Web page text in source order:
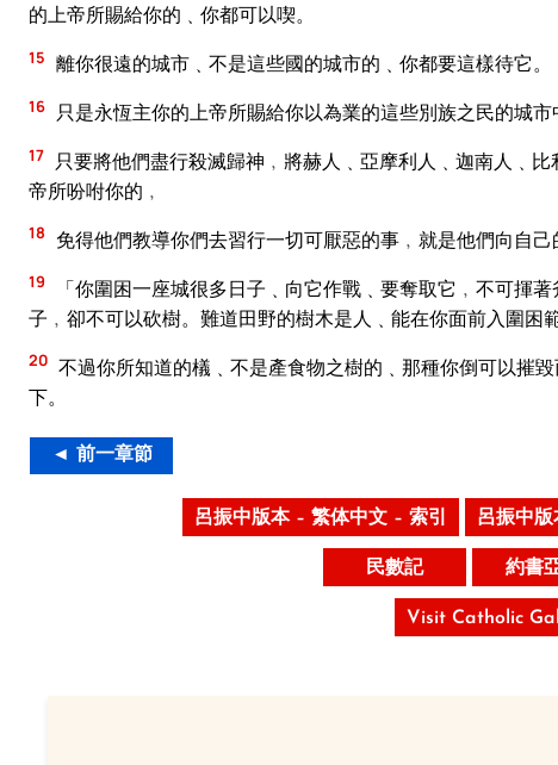
的上帝所賜給你的﹑你都可以喫。
15 離你很遠的城市﹑不是這些國的城市的﹑你都要這樣待它。
16 只是永恆主你的上帝所賜給你以為業的這些別族之民的城
17
只要將他們盡行殺滅歸神﹐將赫人﹑亞摩利人﹑迦南人﹑
帝所吩咐你的﹐
18 免得他們教導你們去習行一切可厭惡的事﹐就是他們向自
19
「你圍困一座城很多日子﹑向它作戰﹑要奪取它﹐不可揮
子﹐卻不可以砍樹。難道田野的樹木是人﹑能在你面前入圍困
20 不過你所知道的檥﹑不是產食物之樹的﹑那種你倒可以摧
下。
◄ 前一章節
呂振中版本 – 繁体中文 – 索引 呂振中
民數記 約書
Visit Catholic